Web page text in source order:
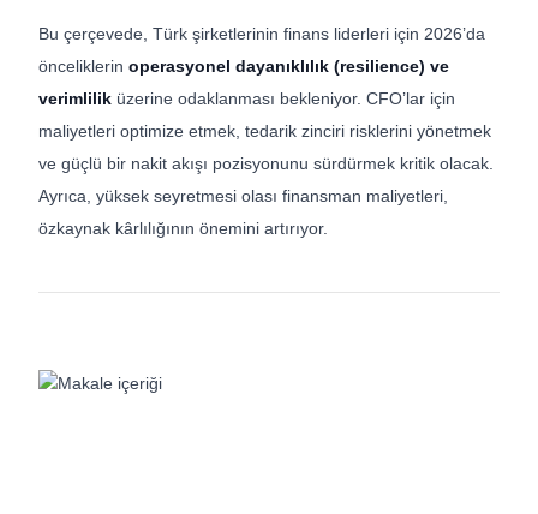
Bu çerçevede, Türk şirketlerinin finans liderleri için 2026’da
önceliklerin operasyonel dayanıklılık (resilience) ve
verimlilik üzerine odaklanması bekleniyor. CFO’lar için
maliyetleri optimize etmek, tedarik zinciri risklerini yönetmek
ve güçlü bir nakit akışı pozisyonunu sürdürmek kritik olacak.
Ayrıca, yüksek seyretmesi olası finansman maliyetleri,
özkaynak kârlılığının önemini artırıyor.